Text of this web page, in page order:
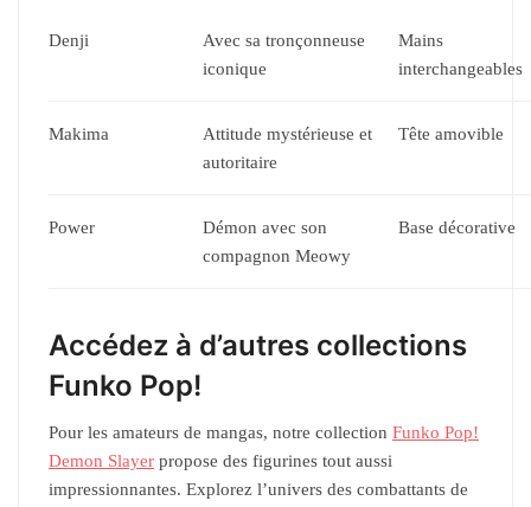
Denji
Avec sa tronçonneuse
iconique
Mains
interchangeables
Makima
Attitude mystérieuse et
autoritaire
Tête amovible
Power
Démon avec son
compagnon Meowy
Base décorative
Accédez à d’autres collections
Funko Pop!
Pour les amateurs de mangas, notre collection Funko Pop!
Demon Slayer propose des figurines tout aussi
impressionnantes. Explorez l’univers des combattants de